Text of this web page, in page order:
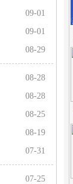
09-01
09-01
08-29
08-28
08-28
08-25
08-19
07-31
07-25